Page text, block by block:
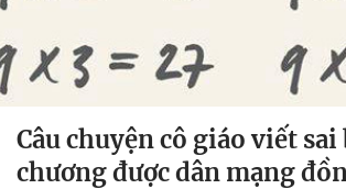
Câu chuyện cô giáo viết sai
chương được dân mạng